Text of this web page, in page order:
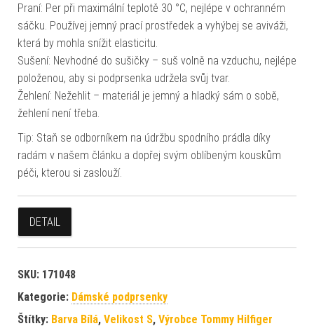
Praní: Per při maximální teplotě 30 °C, nejlépe v ochranném
sáčku. Používej jemný prací prostředek a vyhýbej se aviváži,
která by mohla snížit elasticitu.
Sušení: Nevhodné do sušičky – suš volně na vzduchu, nejlépe
položenou, aby si podprsenka udržela svůj tvar.
Žehlení: Nežehlit – materiál je jemný a hladký sám o sobě,
žehlení není třeba.
Tip: Staň se odborníkem na údržbu spodního prádla díky
radám v našem článku a dopřej svým oblíbeným kouskům
péči, kterou si zaslouží.
DETAIL
SKU: 171048
Kategorie: Dámské podprsenky
Štítky: Barva Bílá, Velikost S, Výrobce Tommy Hilfiger